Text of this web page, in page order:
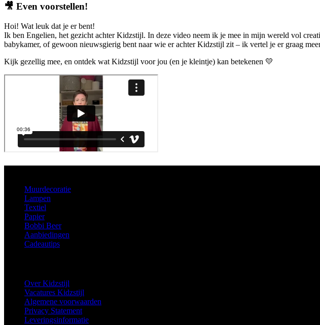
🎥 Even voorstellen!
Hoi! Wat leuk dat je er bent!
Ik ben Engelien, het gezicht achter Kidzstijl. In deze video neem ik je mee in mijn wereld vol
babykamer, of gewoon nieuwsgierig bent naar wie er achter Kidzstijl zit – ik vertel je er graag
Kijk gezellig mee, en ontdek wat Kidzstijl voor jou (en je kleintje) kan betekenen 💛
Muurdecoratie
Lampen
Textiel
Papier
Bobbi Beer
Aanbiedingen
Cadeautips
Over Kidzstijl
Vacatures Kidzstijl
Algemene voorwaarden
Privacy Statement
Leveringsinformatie